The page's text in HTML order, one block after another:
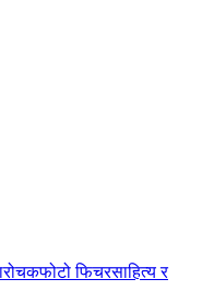
रोचकफोटो फिचरसाहित्य र